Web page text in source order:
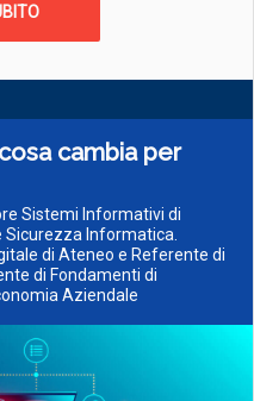
cambia per
Sistemi Informativi di
Sicurezza Informatica.
di Ateneo e Referente di
di Fondamenti di
Aziendale